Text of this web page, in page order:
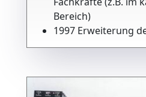
Bereich)
1997 Erweiterung